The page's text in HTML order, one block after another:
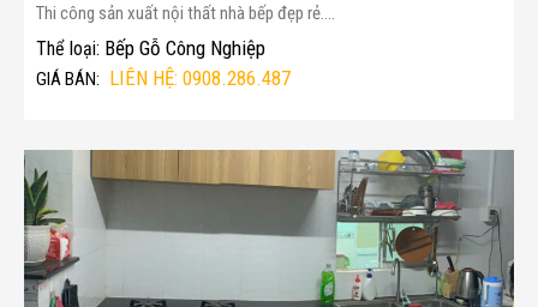
Thi công sản xuất nội thất nhà bếp đẹp rẻ....
Thể loại: Bếp Gỗ Công Nghiệp
GIÁ BÁN: LIÊN HỆ: 0908.286.487